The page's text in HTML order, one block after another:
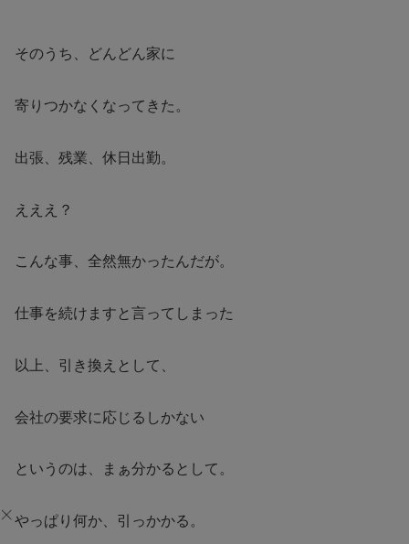
そのうち、どんどん家に
寄りつかなくなってきた。
出張、残業、休日出勤。
えええ？
こんな事、全然無かったんだが。
仕事を続けますと言ってしまった
以上、引き換えとして、
会社の要求に応じるしかない
というのは、まぁ分かるとして。
やっぱり何か、引っかかる。